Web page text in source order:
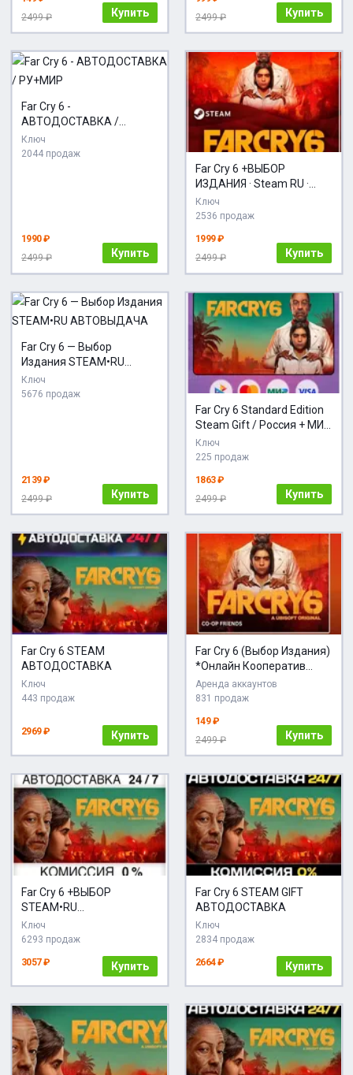
2499 ₽
Купить
2499 ₽
Купить
Far Cry 6 -
АВТОДОСТАВКА /
РУ+МИР
Ключ
2044 продаж
1990 ₽
2499 ₽
Купить
Far Cry 6 +ВЫБОР
ИЗДАНИЯ · Steam RU ·
АВТОДОСТАВКА
Ключ
2536 продаж
1999 ₽
2499 ₽
Купить
Far Cry 6 — Выбор
Издания STEAM•RU
АВТОВЫДАЧА
Ключ
5676 продаж
2139 ₽
2499 ₽
Купить
Far Cry 6 Standard Edition
Steam Gift / Россия + МИР
/ АВТО
Ключ
225 продаж
1863 ₽
2499 ₽
Купить
Far Cry 6 STEAM
АВТОДОСТАВКА
Ключ
443 продаж
2969 ₽ Купить
Far Cry 6 (Выбор Издания)
*Онлайн Кооператив
[Steam]
Аренда аккаунтов
831 продаж
149 ₽
2499 ₽
Купить
Far Cry 6 +ВЫБОР
STEAM•RU
АВТОДОСТАВКА
Ключ
6293 продаж
3057 ₽ Купить
Far Cry 6 STEAM GIFT
АВТОДОСТАВКА
Ключ
2834 продаж
2664 ₽ Купить